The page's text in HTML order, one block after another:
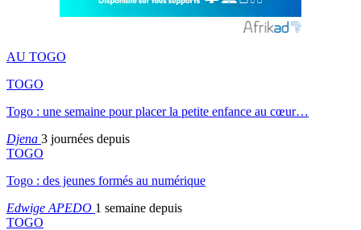
AU TOGO
TOGO
Togo : une semaine pour placer la petite enfance au cœur…
Djena 3 journées depuis
TOGO
Togo : des jeunes formés au numérique
Edwige APEDO 1 semaine depuis
TOGO